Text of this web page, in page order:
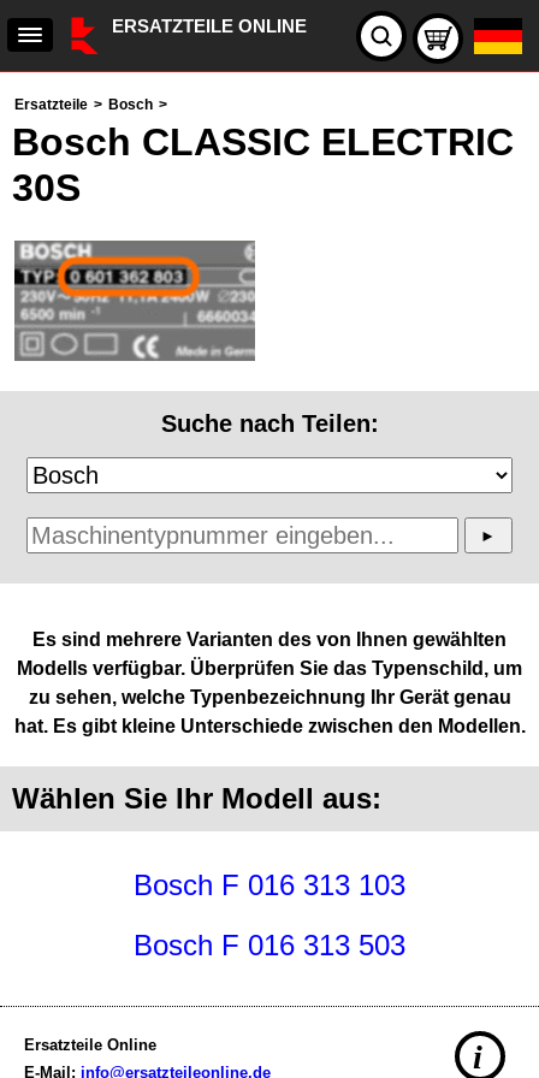
ERSATZTEILE ONLINE
Ersatzteile > Bosch >
Bosch CLASSIC ELECTRIC
30S
Suche nach Teilen:
Es sind mehrere Varianten des von Ihnen gewählten
Modells verfügbar. Überprüfen Sie das Typenschild, um
zu sehen, welche Typenbezeichnung Ihr Gerät genau
hat. Es gibt kleine Unterschiede zwischen den Modellen.
Wählen Sie Ihr Modell aus:
Bosch F 016 313 103
Bosch F 016 313 503
Ersatzteile Online
E-Mail: info@ersatzteileonline.de i